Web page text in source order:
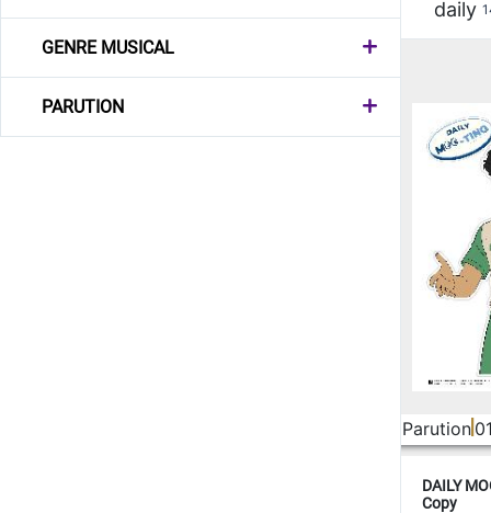
GENRE MUSICAL
PARUTION
daily
Parution
DAILY
Copy